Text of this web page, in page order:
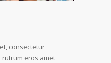
consectetur
rutrum eros amet